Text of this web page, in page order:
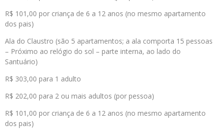
R$ 101,00 por criança de 6 a 12 anos (no mesmo apartamento
dos pais)
Ala do Claustro (são 5 apartamentos; a ala comporta 15 pessoas
– Próximo ao relógio do sol – parte interna, ao lado do
Santuário)
R$ 303,00 para 1 adulto
R$ 202,00 para 2 ou mais adultos (por pessoa)
R$ 101,00 por criança de 6 a 12 anos (no mesmo apartamento
dos pais)